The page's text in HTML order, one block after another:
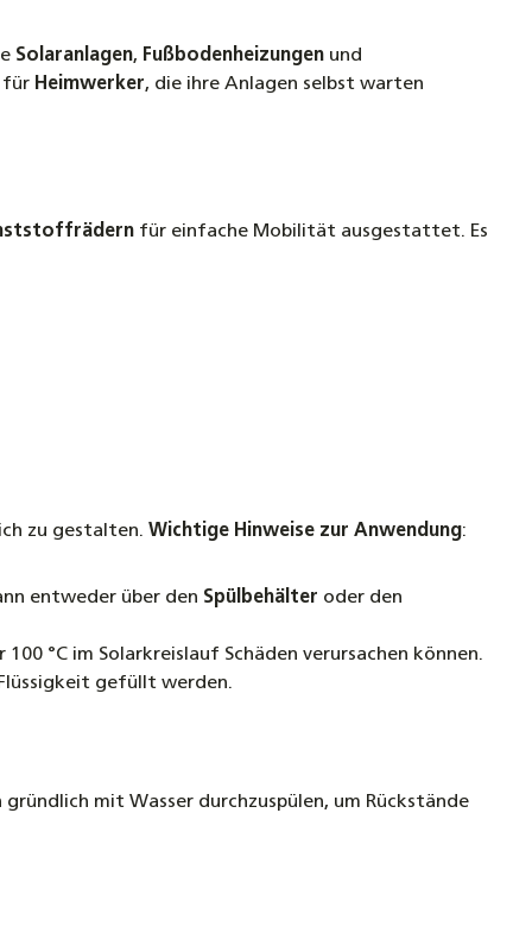
für Solaranlagen Befüllstation Ø 27 cm –
Solaranlagen, Fußbodenheizungen und
für Heimwerker, die ihre Anlagen selbst warten
für einfache Mobilität ausgestattet. Es
zu gestalten. Wichtige Hinweise zur Anwendung:
entweder über den Spülbehälter oder den
°C im Solarkreislauf Schäden verursachen können.
gefüllt werden.
mit Wasser durchzuspülen, um Rückstände